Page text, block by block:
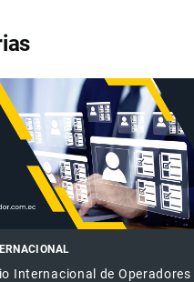
Internacional de Operadores